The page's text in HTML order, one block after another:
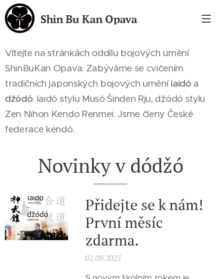
Shin Bu Kan Opava
Vítejte na stránkách oddílu bojových umění
ShinBuKan Opava. Zabýváme se cvičením
tradičních japonských bojových uměníiaidó a
džódó. Iaidó stylu Musó Šinden Rju, džódó stylu
Zen Nihon Kendo Renmei. Jsme členy České
federace kendó.
Novinky v dódžó
Přidejte se k nám!
První měsíc
zdarma.
02.09.2025